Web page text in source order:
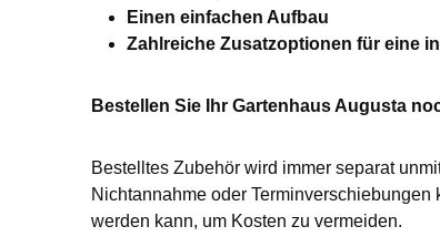
Einen einfachen Aufbau
Zahlreiche Zusatzoptionen für eine
Bestellen Sie Ihr Gartenhaus Augusta
Bestelltes Zubehör wird immer separat
Nichtannahme oder
werden kann, um Kosten zu vermeiden.